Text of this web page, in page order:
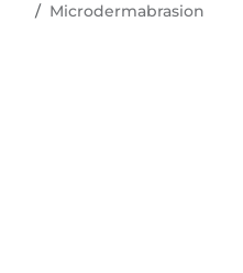
Microdermabrasion